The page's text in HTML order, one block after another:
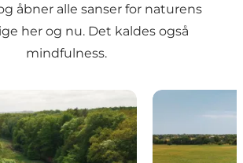
åbner alle sanser for naturens
her og nu. Det kaldes også
mindfulness.
i Nordsjælland Oplev